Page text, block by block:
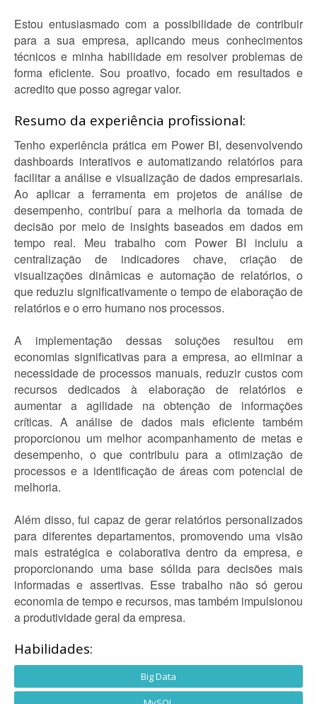
Estou entusiasmado com a possibilidade de contribuir
para a sua empresa, aplicando meus conhecimentos
técnicos e minha habilidade em resolver problemas de
forma eficiente. Sou proativo, focado em resultados e
acredito que posso agregar valor.
Resumo da experiência profissional:
Tenho experiência prática em Power BI, desenvolvendo
dashboards interativos e automatizando relatórios para
facilitar a análise e visualização de dados empresariais.
Ao aplicar a ferramenta em projetos de análise de
desempenho, contribuí para a melhoria da tomada de
decisão por meio de insights baseados em dados em
tempo real. Meu trabalho com Power BI incluiu a
centralização de indicadores chave, criação de
visualizações dinâmicas e automação de relatórios, o
que reduziu significativamente o tempo de elaboração de
relatórios e o erro humano nos processos.
A implementação dessas soluções resultou em
economias significativas para a empresa, ao eliminar a
necessidade de processos manuais, reduzir custos com
recursos dedicados à elaboração de relatórios e
aumentar a agilidade na obtenção de informações
críticas. A análise de dados mais eficiente também
proporcionou um melhor acompanhamento de metas e
desempenho, o que contribuiu para a otimização de
processos e a identificação de áreas com potencial de
melhoria.
Além disso, fui capaz de gerar relatórios personalizados
para diferentes departamentos, promovendo uma visão
mais estratégica e colaborativa dentro da empresa, e
proporcionando uma base sólida para decisões mais
informadas e assertivas. Esse trabalho não só gerou
economia de tempo e recursos, mas também impulsionou
a produtividade geral da empresa.
Habilidades:
Big Data